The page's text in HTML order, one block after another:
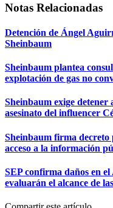
Notas Relacionadas
Detención de Ángel
Sheinbaum
Sheinbaum plantea
explotación de gas no
Sheinbaum exige detener
asesinato del influencer
Sheinbaum firma
acceso a la información
SEP confirma daños en
evaluarán el alcance de